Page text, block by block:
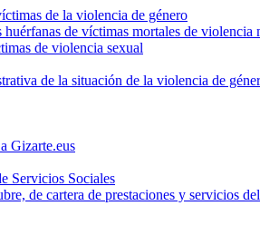
de la violencia de género
de víctimas mortales de violencia
de violencia sexual
de la situación de la violencia de
Gizarte.eus
Servicios Sociales
de cartera de prestaciones y servicios